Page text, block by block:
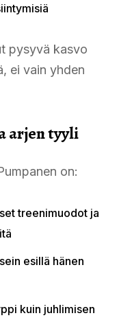
pysyvä kasvo
ei vain yhden
arjen tyyli
on:
treenimuodot ja
esillä hänen
kuin juhlimisen